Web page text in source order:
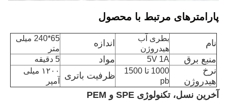
پارامترهای مرتبط با محصول
نام
بطری آب
هیدروژن
اندازه
65*240 میلی
متر
منبع برق 5V 1A مواد 5 دقیقه
نرخ
هیدروژن
1000 تا 1500
pb
ظرفیت باتری
۱۲۰۰ میلی
آمپر
آخرین نسل، تکنولوژی SPE و PEM